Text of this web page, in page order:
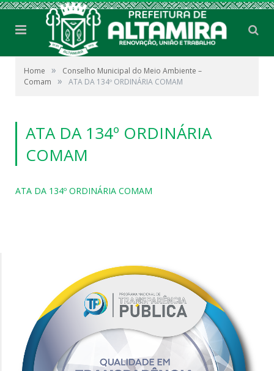
Home »
Conselho Municipal do Meio Ambiente –
Comam
» ATA DA 134º ORDINÁRIA COMAM
ATA DA 134º ORDINÁRIA
COMAM
ATA DA 134º ORDINÁRIA COMAM